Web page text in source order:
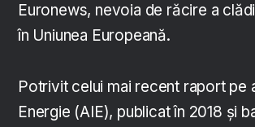
Euronews, nevoia de răcire a
în Uniunea Europeană.
Potrivit celui mai recent raport pe
Energie (AIE), publicat în 2018 și